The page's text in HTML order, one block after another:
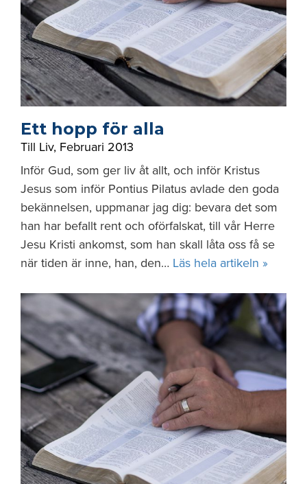
Ett hopp för alla
Till Liv, Februari 2013
Inför Gud, som ger liv åt allt, och inför Kristus
Jesus som inför Pontius Pilatus avlade den goda
bekännelsen, uppmanar jag dig: bevara det som
han har befallt rent och oförfalskat, till vår Herre
Jesu Kristi ankomst, som han skall låta oss få se
när tiden är inne, han, den… Läs hela artikeln »